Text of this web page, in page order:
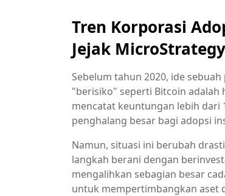
Tren Korporasi
Jejak MicroStrategy
Sebelum tahun 2020, ide
"berisiko" seperti Bitcoin adalah
mencatat keuntungan lebih dari
penghalang besar bagi adopsi
Namun, situasi ini berubah
langkah berani dengan
mengalihkan sebagian besar
untuk mempertimbangkan aset